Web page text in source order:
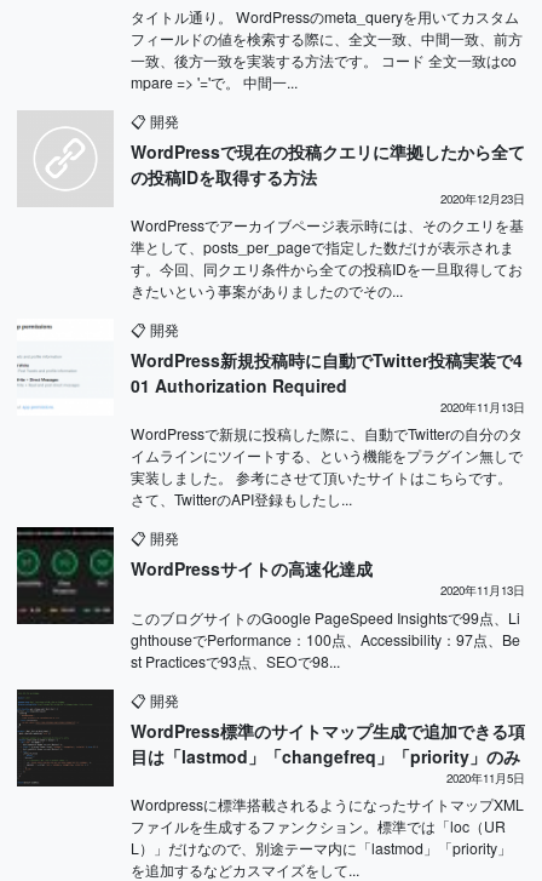
タイトル通り。 WordPressのmeta_queryを用いてカスタム
フィールドの値を検索する際に、全文一致、中間一致、前方
一致、後方一致を実装する方法です。 コード 全文一致はco
mpare => '='で。 中間一...
📋 開発
WordPressで現在の投稿クエリに準拠したから全て
の投稿IDを取得する方法
2020年12月23日
WordPressでアーカイブページ表示時には、そのクエリを基
準として、posts_per_pageで指定した数だけが表示されま
す。今回、同クエリ条件から全ての投稿IDを一旦取得してお
きたいという事案がありましたのでその...
📋 開発
WordPress新規投稿時に自動でTwitter投稿実装で4
01 Authorization Required
2020年11月13日
WordPressで新規に投稿した際に、自動でTwitterの自分のタ
イムラインにツイートする、という機能をプラグイン無しで
実装しました。 参考にさせて頂いたサイトはこちらです。
さて、TwitterのAPI登録もしたし...
📋 開発
WordPressサイトの高速化達成
2020年11月13日
このブログサイトのGoogle PageSpeed Insightsで99点、Li
ghthouseでPerformance：100点、Accessibility：97点、Be
st Practicesで93点、SEOで98...
📋 開発
WordPress標準のサイトマップ生成で追加できる項
目は「lastmod」「changefreq」「priority」のみ
2020年11月5日
Wordpressに標準搭載されるようになったサイトマップXML
ファイルを生成するファンクション。標準では「loc（UR
L）」だけなので、別途テーマ内に「lastmod」「priority」
を追加するなどカスマイズをして...